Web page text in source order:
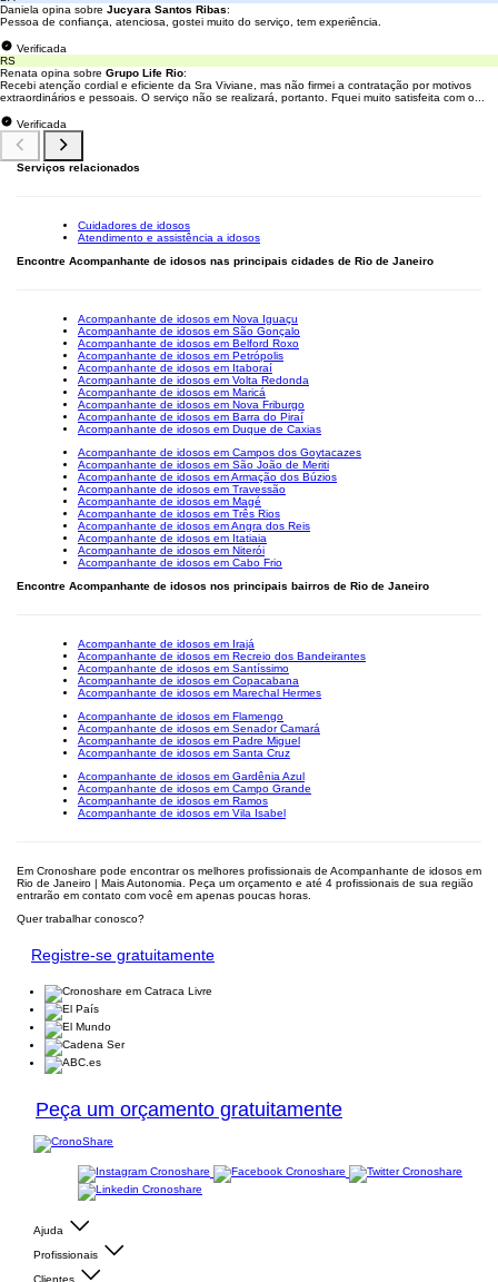
Daniela opina sobre Jucyara Santos Ribas:
Pessoa de confiança, atenciosa, gostei muito do serviço, tem experiência.
Verificada
RS
Renata opina sobre Grupo Life Rio:
Recebi atenção cordial e eficiente da Sra Viviane, mas não firmei a contratação por motivos
extraordinários e pessoais. O serviço não se realizará, portanto. Fquei muito satisfeita com o...
Verificada
Serviços relacionados
Cuidadores de idosos
Atendimento e assistência a idosos
Encontre Acompanhante de idosos nas principais cidades de Rio de Janeiro
Acompanhante de idosos em Nova Iguaçu
Acompanhante de idosos em São Gonçalo
Acompanhante de idosos em Belford Roxo
Acompanhante de idosos em Petrópolis
Acompanhante de idosos em Itaboraí
Acompanhante de idosos em Volta Redonda
Acompanhante de idosos em Maricá
Acompanhante de idosos em Nova Friburgo
Acompanhante de idosos em Barra do Piraí
Acompanhante de idosos em Duque de Caxias
Acompanhante de idosos em Campos dos Goytacazes
Acompanhante de idosos em São João de Meriti
Acompanhante de idosos em Armação dos Búzios
Acompanhante de idosos em Travessão
Acompanhante de idosos em Magé
Acompanhante de idosos em Três Rios
Acompanhante de idosos em Angra dos Reis
Acompanhante de idosos em Itatiaia
Acompanhante de idosos em Niterói
Acompanhante de idosos em Cabo Frio
Encontre Acompanhante de idosos nos principais bairros de Rio de Janeiro
Acompanhante de idosos em Irajá
Acompanhante de idosos em Recreio dos Bandeirantes
Acompanhante de idosos em Santíssimo
Acompanhante de idosos em Copacabana
Acompanhante de idosos em Marechal Hermes
Acompanhante de idosos em Flamengo
Acompanhante de idosos em Senador Camará
Acompanhante de idosos em Padre Miguel
Acompanhante de idosos em Santa Cruz
Acompanhante de idosos em Gardênia Azul
Acompanhante de idosos em Campo Grande
Acompanhante de idosos em Ramos
Acompanhante de idosos em Vila Isabel
Em Cronoshare pode encontrar os melhores profissionais de Acompanhante de idosos em
Rio de Janeiro | Mais Autonomia. Peça um orçamento e até 4 profissionais de sua região
entrarão em contato com você em apenas poucas horas.
Quer trabalhar conosco?
Registre-se gratuitamente
Peça um orçamento gratuitamente
Ajuda
Profissionais
Clientes